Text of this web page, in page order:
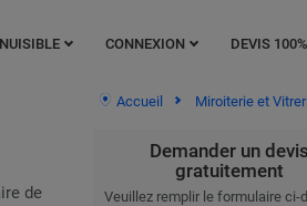
NUISIBLE CONNEXION DEVIS
Accueil Miroiterie et
de
Demander un devis
gratuitement
Veuillez remplir le formulaire ci-